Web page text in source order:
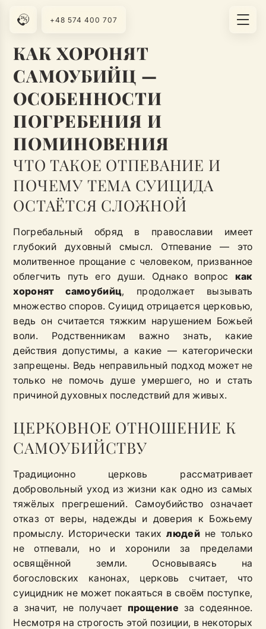
КАК ХОРОНЯТ
САМОУБИЙЦ —
ОСОБЕННОСТИ
ПОГРЕБЕНИЯ И
ПОМИНОВЕНИЯ
ЧТО ТАКОЕ ОТПЕВАНИЕ И
ПОЧЕМУ ТЕМА СУИЦИДА
ОСТАЁТСЯ СЛОЖНОЙ
Погребальный обряд в православии имеет
глубокий духовный смысл. Отпевание — это
молитвенное прощание с человеком, призванное
облегчить путь его души. Однако вопрос как
хоронят самоубийц, продолжает вызывать
множество споров. Суицид отрицается церковью,
ведь он считается тяжким нарушением Божьей
воли. Родственникам важно знать, какие
действия допустимы, а какие — категорически
запрещены. Ведь неправильный подход может не
только не помочь душе умершего, но и стать
причиной духовных последствий для живых.
ЦЕРКОВНОЕ ОТНОШЕНИЕ К
САМОУБИЙСТВУ
Традиционно церковь рассматривает
добровольный уход из жизни как одно из самых
тяжёлых прегрешений. Самоубийство означает
отказ от веры, надежды и доверия к Божьему
промыслу. Исторически такихлюдей не только
не отпевали, но и хоронили за пределами
освящённой земли. Основываясь на
богословских канонах, церковь считает, что
суицидник не может покаяться в своём поступке,
а значит, не получает прощение за содеянное.
Несмотря на строгость этой позиции, в некоторых
+48 574 400 707